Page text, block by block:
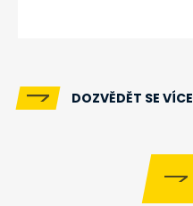
DOZVĚDĚT SE VÍCE